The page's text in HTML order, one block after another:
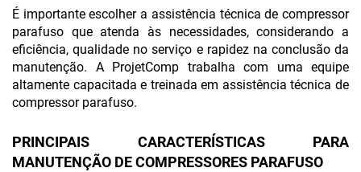
É importante escolher a assistência técnica de compressor
parafuso que atenda às necessidades, considerando a
eficiência, qualidade no serviço e rapidez na conclusão da
manutenção. A ProjetComp trabalha com uma equipe
altamente capacitada e treinada em assistência técnica de
compressor parafuso.
PRINCIPAIS CARACTERÍSTICAS PARA
MANUTENÇÃO DE COMPRESSORES PARAFUSO